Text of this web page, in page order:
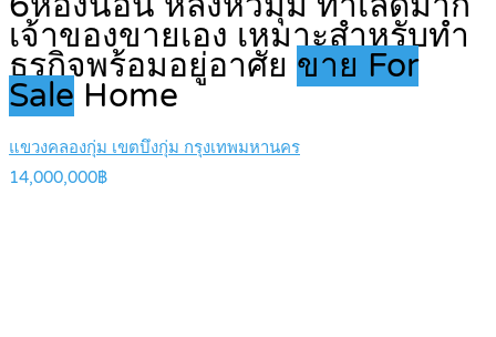
เจ้าของขายเอง เหมาะสำหรับทำ
ธุรกิจพร้อมอยู่อาศัย ขาย For
Sale Home
แขวงคลองกุ่ม เขตบึงกุ่ม กรุงเทพมหานคร
14,000,000฿